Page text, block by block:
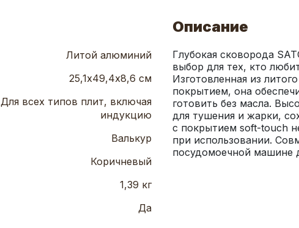
Литой алюминий
25,1х49,4х8,6 см
Для всех типов плит, включая
индукцию
Валькур
Коричневый
1,39 кг
Да
Описание
Глубокая сковорода
выбор для тех, кто
Изготовленная из
покрытием, она
готовить без масла.
для тушения и жарки,
с покрытием soft-touch
при использовании.
посудомоечной машине